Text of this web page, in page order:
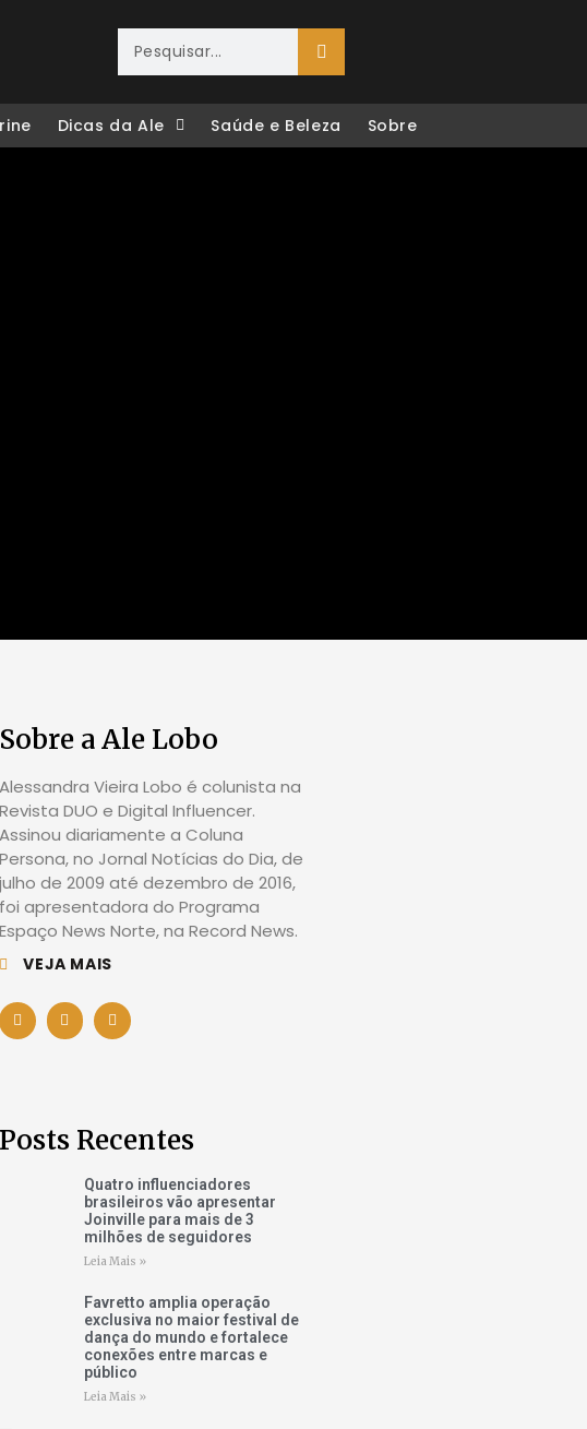
Dicas da Ale Saúde e Beleza Sobre
Sobre a Ale Lobo
Alessandra Vieira Lobo é colunista na
Revista DUO e Digital Influencer.
Assinou diariamente a Coluna
Persona, no Jornal Notícias do Dia, de
julho de 2009 até dezembro de 2016,
foi apresentadora do Programa
Espaço News Norte, na Record News.
VEJA MAIS
Posts Recentes
Quatro influenciadores
brasileiros vão apresentar
Joinville para mais de 3
milhões de seguidores
Leia Mais »
Favretto amplia operação
exclusiva no maior festival de
dança do mundo e fortalece
conexões entre marcas e
público
Leia Mais »